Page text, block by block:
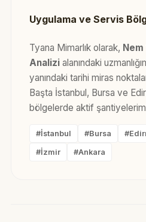
Uygulama ve Servis
Tyana Mimarlık olarak,
Analizialanındaki
yanındaki tarihi miras
Başta İstanbul, Bursa ve
bölgelerde aktif
#İstanbul #Bursa
#İzmir #Ankara